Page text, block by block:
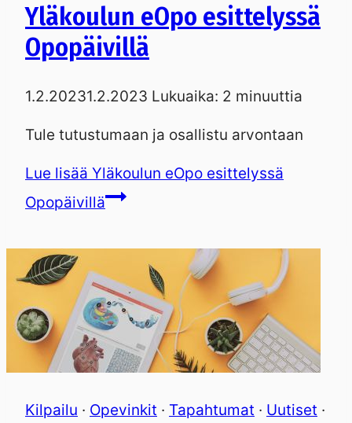
Yläkoulun eOpo esittelyssä
Opopäivillä
1.2.20231.2.2023 Lukuaika: 2 minuuttia
Tule tutustumaan ja osallistu arvontaan
Lue lisää Yläkoulun eOpo esittelyssä
Opopäivillä
Kilpailu · Opevinkit · Tapahtumat · Uutiset ·